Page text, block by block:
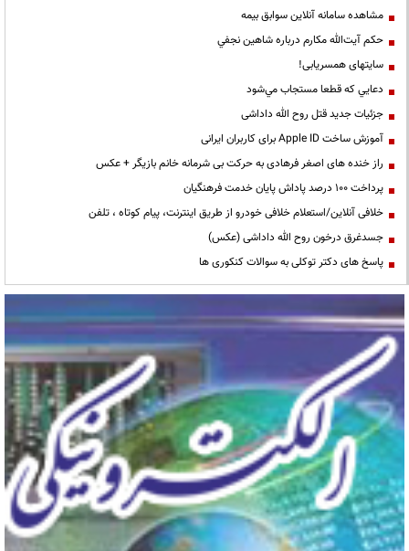
مشاهده سامانه آنلاين سوابق بیمه
حكم آيت‌الله مكارم درباره شاهين نجفي
سایتهای همسریابی!
دعايي كه قطعا مستجاب مي‌شود
جزئیات جدید قتل روح الله داداشی
آموزش ساخت Apple ID برای کاربران ایرانی
راز خنده های اصغر فرهادی به حرکت بی شرمانه خانم بازیگر + عکس
پرداخت ۱۰۰ درصد پاداش پایان خدمت فرهنگیان
خلافی آنلاین/استعلام خلافی خودرو از طریق اینترنت، پیام کوتاه ، تلفن
جسدغرق درخون روح الله داداشی (عکس)
پاسخ های دکتر توکلی به سوالات کنکوری ها